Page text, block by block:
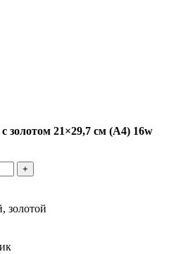
золотом 21×29,7 см (А4) 16w
золотой